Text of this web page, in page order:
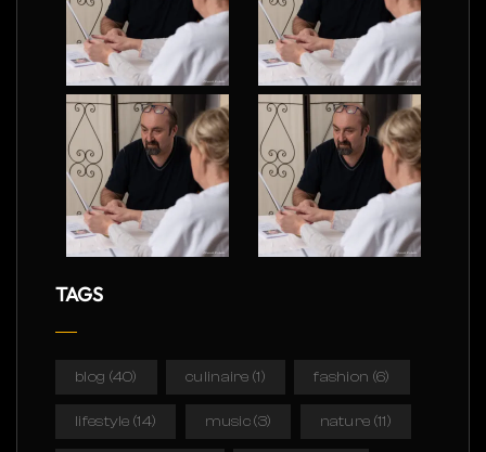
TAGS
blog (40) culinaire (1) fashion (6)
lifestyle (14) music(3) nature (11)